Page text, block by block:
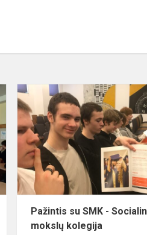
Karjeros
ugdymo
paskaita
Pažintis su SMK -
mokslų kolegija